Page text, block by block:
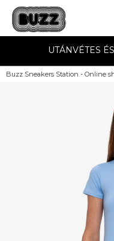
UTÁNVÉTES
Buzz Sneakers Station - Online